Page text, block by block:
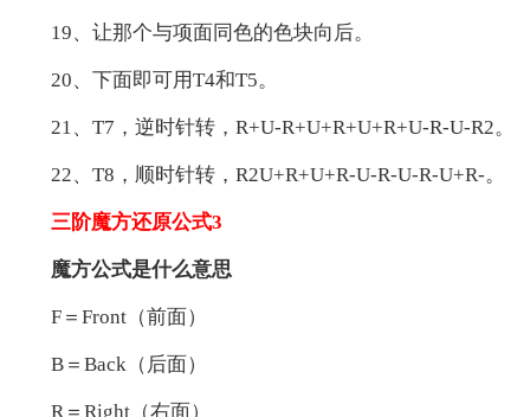
19、让那个与项面同色的色块向后。
20、下面即可用T4和T5。
21、T7，逆时针转，R+U-R+U+R+U+R+U-R-U-R2。
22、T8，顺时针转，R2U+R+U+R-U-R-U-R-U+R-。
三阶魔方还原公式3
魔方公式是什么意思
F＝Front（前面）
B＝Back（后面）
R＝Right（右面）